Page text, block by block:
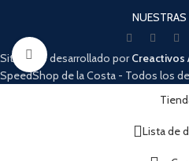
Haga clic para ampliar
NUESTRAS
Sitio Web desarrollado porCreactivos
SpeedShop de la Costa - Todos los
Cuando hay resultados
Lista de